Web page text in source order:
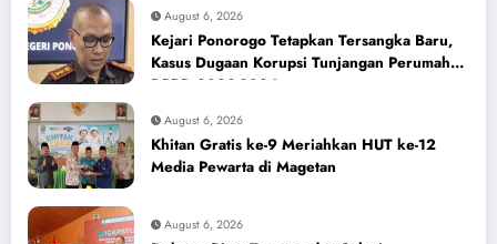
August 6, 2026
Kejari Ponorogo Tetapkan Tersangka Baru,
Kasus Dugaan Korupsi Tunjangan Perumahan
DPRD 2023-2026
August 6, 2026
Khitan Gratis ke-9 Meriahkan HUT ke-12
Media Pewarta di Magetan
August 6, 2026